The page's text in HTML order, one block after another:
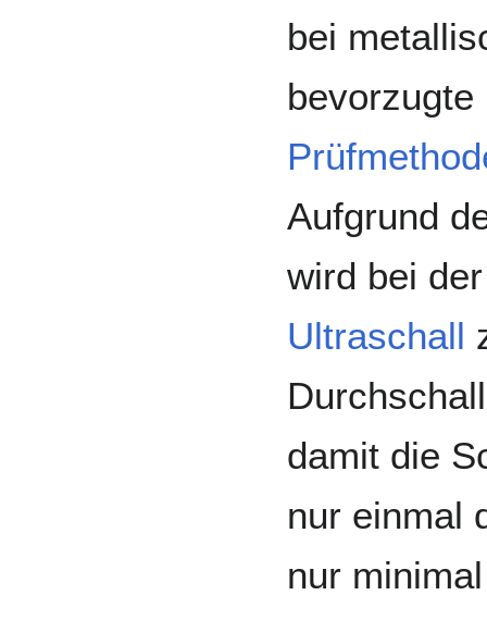
bei
bevorzugte
Aufgrund
wird bei
Ultraschall
damit die
nur einmal
nur